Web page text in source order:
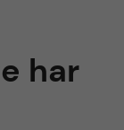
har